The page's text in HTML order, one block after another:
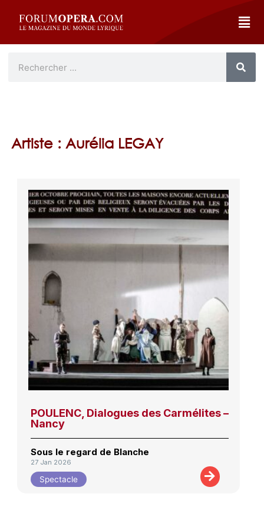
Artiste : Aurélia LEGAY
POULENC, Dialogues des Carmélites –
Nancy
Sous le regard de Blanche
27 Jan 2026
Spectacle